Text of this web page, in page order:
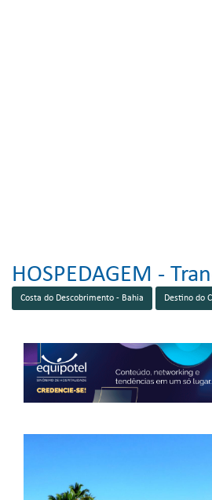
HOSPEDAGEM -
Costa do Descobrimento - Bahia Destino do